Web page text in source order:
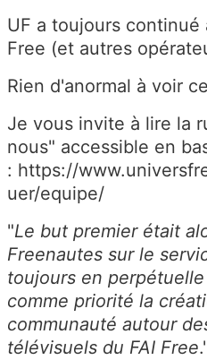
UF a toujours continué
Free (et autres
Rien d'anormal à voir
Je vous invite à lire la
nous" accessible en
: https://
uer/equipe/
"Le but premier était
Freenautes sur le
toujours en
comme priorité la
communauté autour
télévisuels du FAI Free